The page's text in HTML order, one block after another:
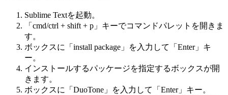
Sublime Textを起動。
「cmd/ctrl + shift + p」キーでコマンドパレットを開きま
す。
ボックスに「install package」を入力して「Enter」キ
ー。
インストールするパッケージを指定するボックスが開
きます。
ボックスに「DuoTone」を入力して「Enter」キー。